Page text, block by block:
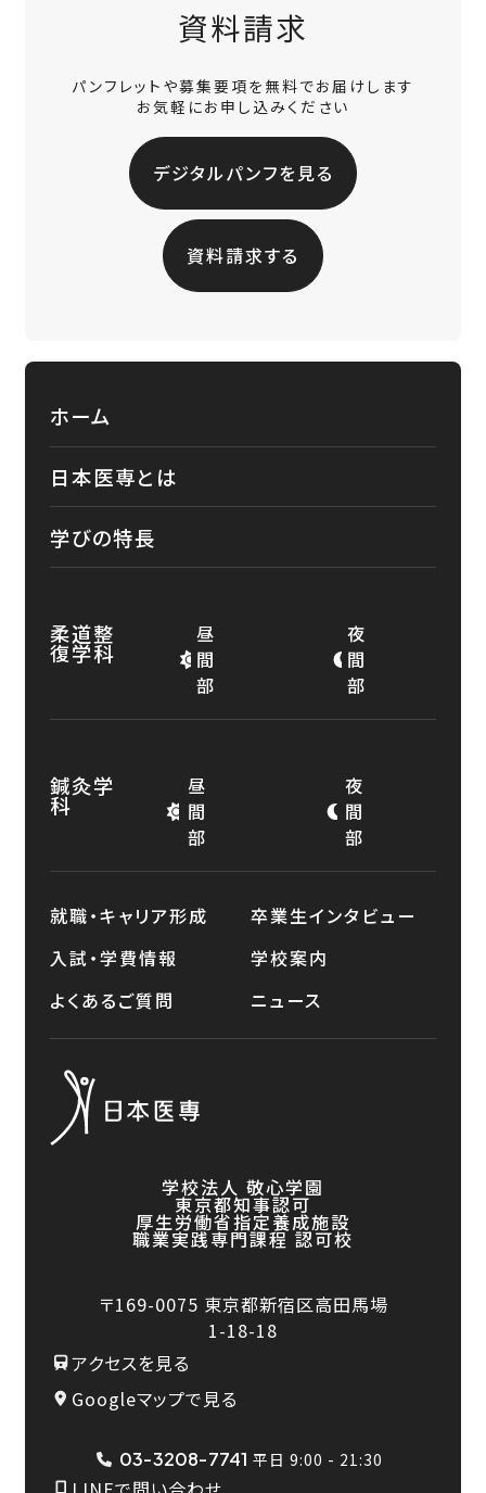
資料請求
パンフレットや募集要項を無料でお届けします
お気軽にお申し込みください
デジタルパンフを見る
資料請求する
学校法人 敬心学園
東京都知事認可
厚生労働省指定養成施設
職業実践専門課程 認可校
〒169-0075 東京都新宿区高田馬場
1-18-18
アクセスを見る
Googleマップで見る
03-3208-7741 平日 9:00 - 21:30
ホーム
日本医専とは
学びの特長
柔道整
復学科
昼
間
部
夜
間
部
鍼灸学
科
昼
間
部
夜
間
部
就職・キャリア形成
卒業生インタビュー
入試・学費情報
学校案内
よくあるご質問
ニュース